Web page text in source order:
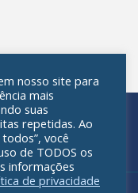
nosso site para
mais
suas
repetidas. Ao
você
de TODOS os
informações
de privacidade